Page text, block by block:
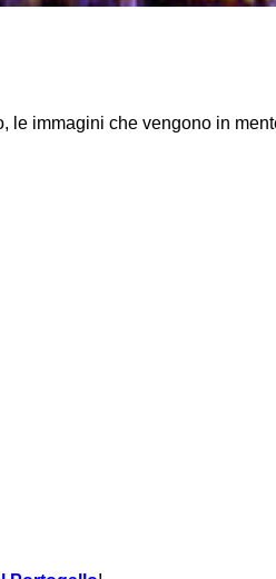
le immagini che vengono in